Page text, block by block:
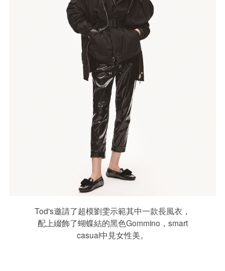
Tod's邀請了超模劉雯示範其中一款長風衣，
配上綴飾了蝴蝶結的黑色Gommino，smart
casual中見女性美。